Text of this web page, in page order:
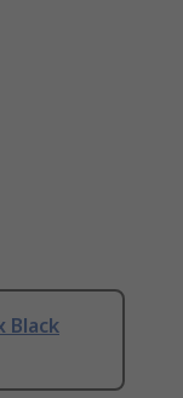
Black